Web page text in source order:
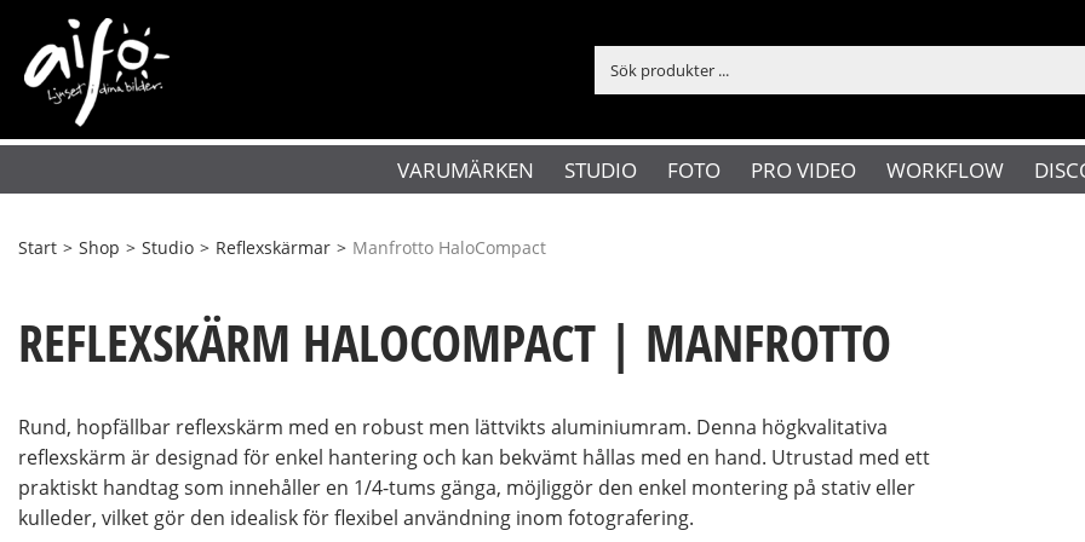
VARUMÄRKEN STUDIO FOTO PRO VIDEO WORKFLOW
Start > Shop > Studio > Reflexskärmar > Manfrotto HaloCompact
REFLEXSKÄRM HALOCOMPACT | MANFROTTO
Rund, hopfällbar reflexskärm med en robust men lättvikts aluminiumram. Denna högkvalitativa
reflexskärm är designad för enkel hantering och kan bekvämt hållas med en hand. Utrustad med ett
praktiskt handtag som innehåller en 1/4-tums gänga, möjliggör den enkel montering på stativ eller
kulleder, vilket gör den idealisk för flexibel användning inom fotografering.